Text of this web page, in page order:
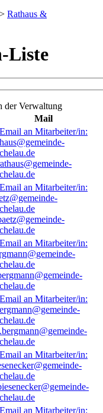
> Rathaus &
Liste
der Verwaltung
Mail